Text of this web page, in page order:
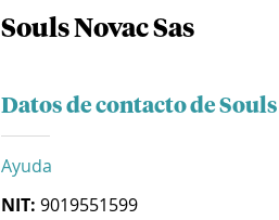
Souls Novac Sas
Datos de contacto de Souls
Ayuda
NIT: 9019551599